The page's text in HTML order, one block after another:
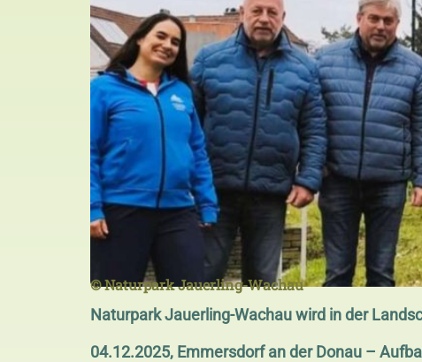
© Naturpark Jauerling-Wachau
Naturpark Jauerling-Wachau wird in der
04.12.2025, Emmersdorf an der Donau –